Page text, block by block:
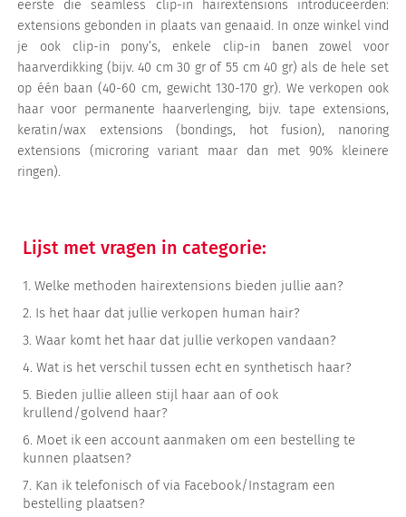
eerste die seamless clip-in hairextensions introduceerden:
extensions gebonden in plaats van genaaid. In onze winkel vind
je ook clip-in pony’s, enkele clip-in banen zowel voor
haarverdikking (bijv. 40 cm 30 gr of 55 cm 40 gr) als de hele set
op één baan (40-60 cm, gewicht 130-170 gr). We verkopen ook
haar voor permanente haarverlenging, bijv. tape extensions,
keratin/wax extensions (bondings, hot fusion), nanoring
extensions (microring variant maar dan met 90% kleinere
ringen).
Lijst met vragen in categorie:
1. Welke methoden hairextensions bieden jullie aan?
2. Is het haar dat jullie verkopen human hair?
3. Waar komt het haar dat jullie verkopen vandaan?
4. Wat is het verschil tussen echt en synthetisch haar?
5. Bieden jullie alleen stijl haar aan of ook
krullend/golvend haar?
6. Moet ik een account aanmaken om een bestelling te
kunnen plaatsen?
7. Kan ik telefonisch of via Facebook/Instagram een
bestelling plaatsen?